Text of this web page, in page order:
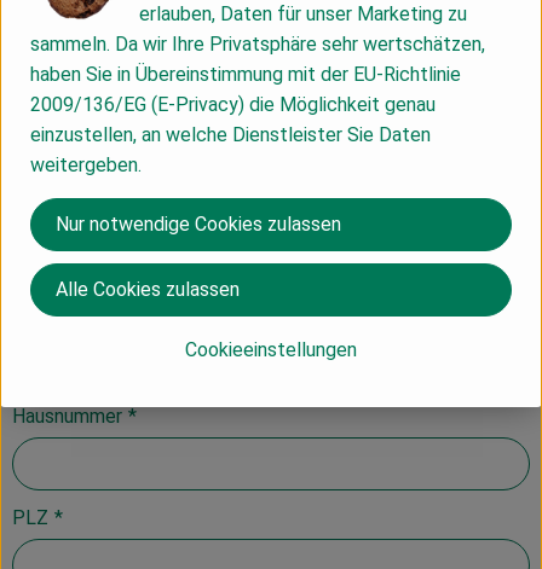
12€ Gutschrift auf ihr Kundenkonto
Mahlitzscher Frühstückskiste "Guter Morgen" klein
Käsetüte "Muh" klein
Meine Empfehlung
Vor- und Nachname
Straße *
Hausnummer *
PLZ *
erlauben, Daten für unser Marketing zu
sammeln. Da wir Ihre Privatsphäre sehr wertschätzen,
haben Sie in Übereinstimmung mit der EU-Richtlinie
2009/136/EG (E-Privacy) die Möglichkeit genau
einzustellen, an welche Dienstleister Sie Daten
weitergeben.
Cookieeinstellungen
Nur notwendige Cookies zulassen
Alle Cookies zulassen